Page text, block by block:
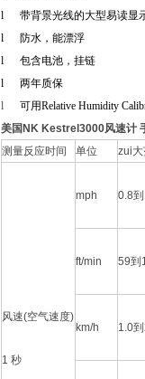
l
带背景光线的大型易读显
l
防水，能漂浮
l
包含电池，挂链
l
两年质保
l
可用Relative Humidity
美国NK Kestrel3000风速计
测量反应时间
单位 zui大
风速(空气速度)
1 秒
mph 0.8
ft/min 59到
km/h 1.0